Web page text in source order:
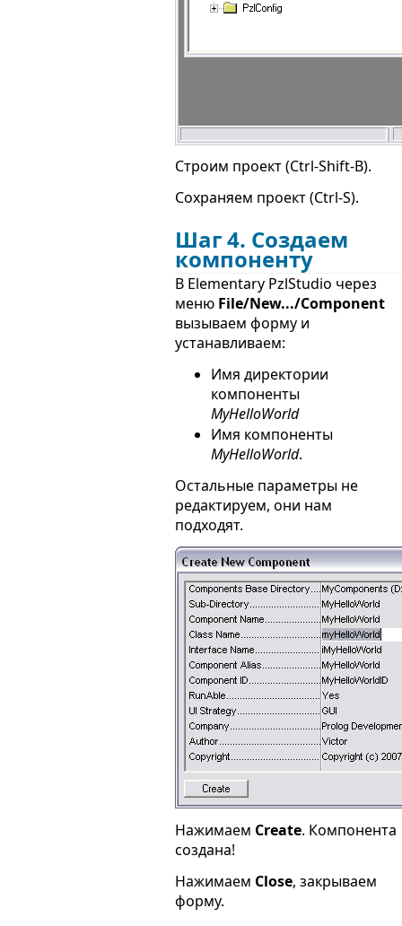
Строим проект (Ctrl-Shift-B).
Сохраняем проект (Ctrl-S).
Шаг 4. Создаем
компоненту
В Elementary PzlStudio через
меню File/New.../Component
вызываем форму и
устанавливаем:
Имя директории
компоненты
MyHelloWorld
Имя компоненты
MyHelloWorld.
Остальные параметры не
редактируем, они нам
подходят.
Нажимаем Create. Компонента
создана!
Нажимаем Close, закрываем
форму.